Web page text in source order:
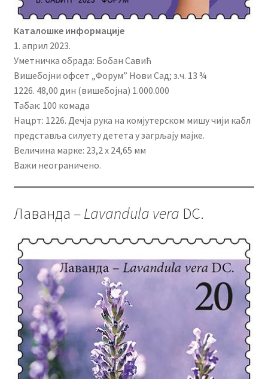
Каталошке информације
1. април 2023.
Уметничка обрада: Бобан Савић
Вишебојни офсет „Форум” Нови Сад; з.ч. 13 ¾
1226. 48,00 дин (вишебојна) 1.000.000
Табак: 100 комада
Нацрт: 1226. Дечја рука на комјутерском мишу чији кабл
представља силуету детета у загрљају мајке.
Величина марке: 23,2 x 24,65 мм
Важи неограничено.
Лаванда –Lavandula vera DC.